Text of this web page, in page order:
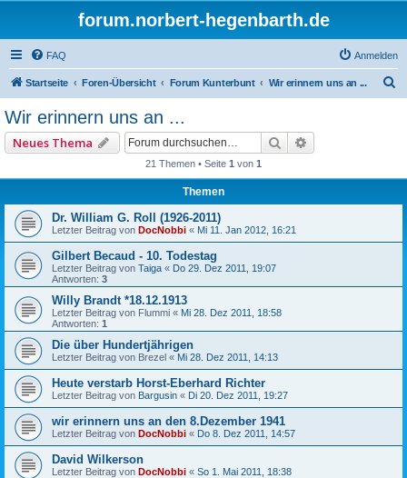
forum.norbert-hegenbarth.de
FAQ Anmelden
Startseite Foren-Übersicht Forum Kunterbunt Wir erinnern uns an ...
Wir erinnern uns an ...
Neues Thema Suche
21 Themen • Seite 1 von 1
Themen
Dr. William G. Roll (1926-2011)
Letzter Beitrag von DocNobbi « Mi 11. Jan 2012, 16:21
Gilbert Becaud - 10. Todestag
Letzter Beitrag von Taiga « Do 29. Dez 2011, 19:07
Antworten: 3
Willy Brandt *18.12.1913
Letzter Beitrag von Flummi « Mi 28. Dez 2011, 18:58
Antworten: 1
Die über Hundertjährigen
Letzter Beitrag von Brezel « Mi 28. Dez 2011, 14:13
Heute verstarb Horst-Eberhard Richter
Letzter Beitrag von Bargusin « Di 20. Dez 2011, 19:27
wir erinnern uns an den 8.Dezember 1941
Letzter Beitrag von DocNobbi « Do 8. Dez 2011, 14:57
David Wilkerson
Letzter Beitrag von DocNobbi « So 1. Mai 2011, 18:38